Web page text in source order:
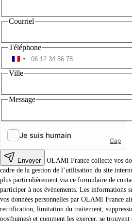
Courriel
Téléphone
Ville
Message
Envoyer
OLAMI France collecte vos
cadre de la gestion de l’utilisation du site
plus particulièrement via ce formulaire de
participer à nos évènements. Les informations
vos données personnelles par OLAMI France
rectification, limitation du traitement,
posthumes) et comment les exercer, se trouvent